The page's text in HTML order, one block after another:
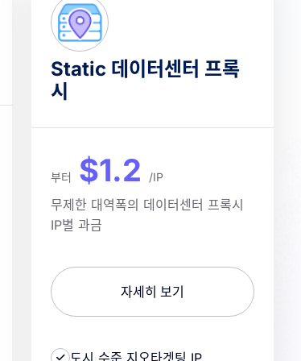
Static 데이터센터 프록
시
부터 $1.2 /IP
무제한 대역폭의 데이터센터 프록시
IP별 과금
자세히 보기
도시 수준 지오타겟팅 IP